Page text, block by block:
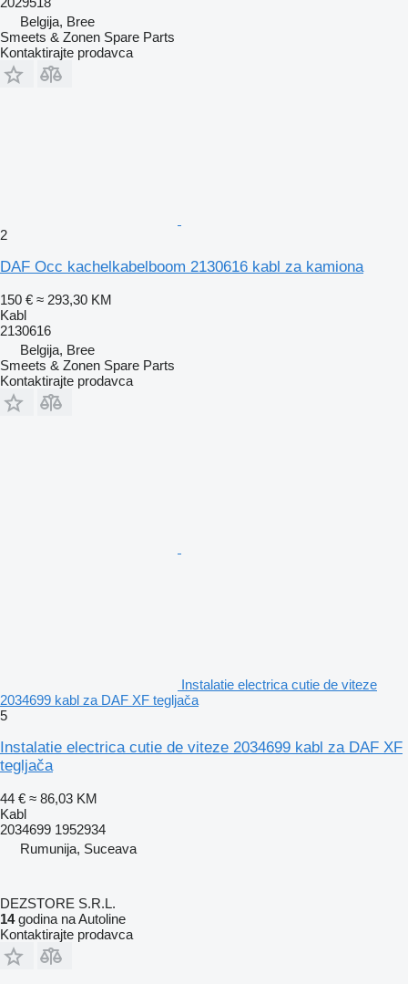
Belgija, Bree
Smeets & Zonen Spare Parts
Kontaktirajte prodavca
2
DAF Occ kachelkabelboom 2130616 kabl za kamiona
150 € ≈ 293,30 KM
Kabl
2130616
Belgija, Bree
Smeets & Zonen Spare Parts
Kontaktirajte prodavca
Instalatie electrica cutie de viteze
2034699 kabl za DAF XF tegljača
5
Instalatie electrica cutie de viteze 2034699 kabl za DAF XF
tegljača
44 € ≈ 86,03 KM
Kabl
2034699 1952934
Rumunija, Suceava
DEZSTORE S.R.L.
14godina na Autoline
Kontaktirajte prodavca